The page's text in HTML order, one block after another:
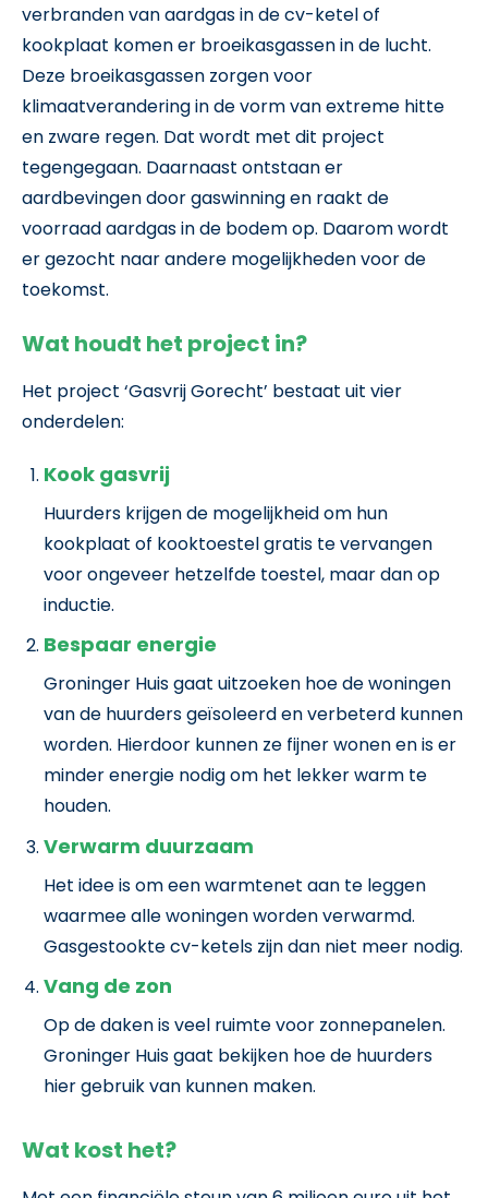
verbranden van aardgas in de cv-ketel of
kookplaat komen er broeikasgassen in de lucht.
Deze broeikasgassen zorgen voor
klimaatverandering in de vorm van extreme hitte
en zware regen. Dat wordt met dit project
tegengegaan. Daarnaast ontstaan er
aardbevingen door gaswinning en raakt de
voorraad aardgas in de bodem op. Daarom wordt
er gezocht naar andere mogelijkheden voor de
toekomst.
Wat houdt het project in?
Het project ‘Gasvrij Gorecht’ bestaat uit vier
onderdelen:
Kook gasvrij
Huurders krijgen de mogelijkheid om hun
kookplaat of kooktoestel gratis te vervangen
voor ongeveer hetzelfde toestel, maar dan op
inductie.
Bespaar energie
Groninger Huis gaat uitzoeken hoe de woningen
van de huurders geïsoleerd en verbeterd kunnen
worden. Hierdoor kunnen ze fijner wonen en is er
minder energie nodig om het lekker warm te
houden.
Verwarm duurzaam
Het idee is om een warmtenet aan te leggen
waarmee alle woningen worden verwarmd.
Gasgestookte cv-ketels zijn dan niet meer nodig.
Vang de zon
Op de daken is veel ruimte voor zonnepanelen.
Groninger Huis gaat bekijken hoe de huurders
hier gebruik van kunnen maken.
Wat kost het?